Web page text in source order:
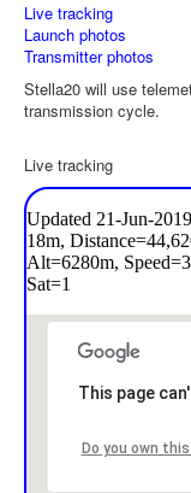
Live tracking
Launch photos
Transmitter photos
Stella20 will use
transmission cycle.
Live tracking